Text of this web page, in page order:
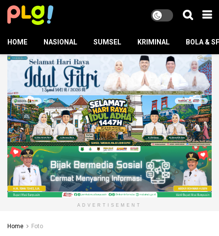
HOME NASIONAL SUMSEL KRIMINAL BOLA &
ADVERTISEMENT
Home Foto